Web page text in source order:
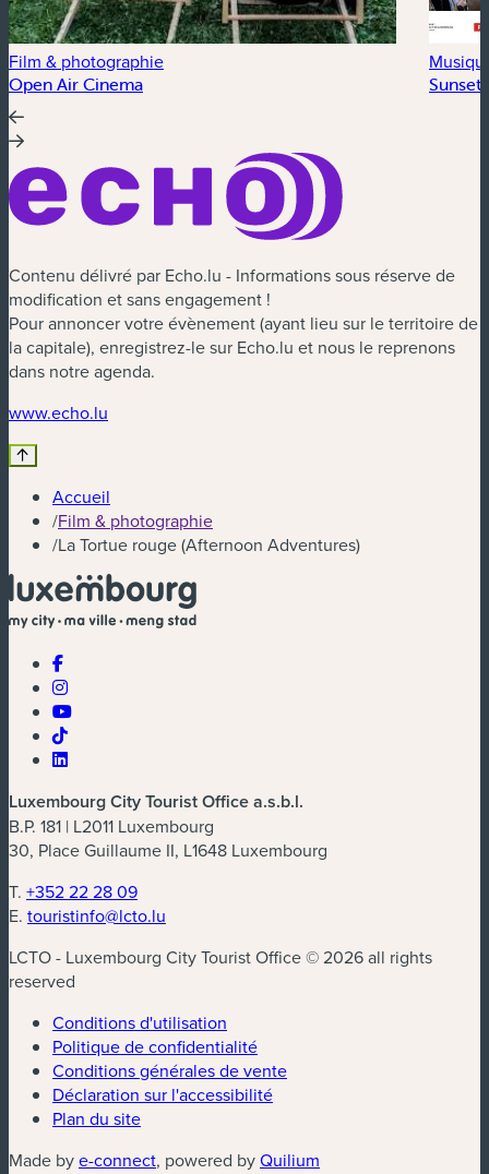
Film & photographie
Open Air Cinema Sunset
Contenu délivré par Echo.lu - Informations sous réserve de
modification et sans engagement !
Pour annoncer votre évènement (ayant lieu sur le territoire de
la capitale), enregistrez-le sur Echo.lu et nous le reprenons
dans notre agenda.
www.echo.lu
Accueil
/Film & photographie
/La Tortue rouge (Afternoon Adventures)
Luxembourg City Tourist Office a.s.b.l.
B.P. 181 | L2011 Luxembourg
30, Place Guillaume II, L1648 Luxembourg
T. +352 22 28 09
E. touristinfo@lcto.lu
LCTO - Luxembourg City Tourist Office © 2026 all rights
reserved
Conditions d'utilisation
Politique de confidentialité
Conditions générales de vente
Déclaration sur l'accessibilité
Plan du site
Made bye-connect(nouvelle fenêtre)
, powered byQuilium